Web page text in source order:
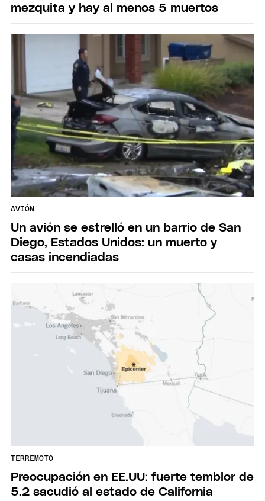
mezquita y hay al menos 5 muertos
AVIÓN
Un avión se estrelló en un barrio de San
Diego, Estados Unidos: un muerto y
casas incendiadas
TERREMOTO
Preocupación en EE.UU: fuerte temblor de
5.2 sacudió al estado de California